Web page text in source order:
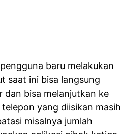
baru melakukan
saat ini bisa langsung
dan bisa melanjutkan ke
yang diisikan masih
misalnya jumlah